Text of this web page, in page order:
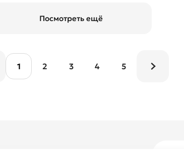
Посмотреть ещё
1 2 3 4 5